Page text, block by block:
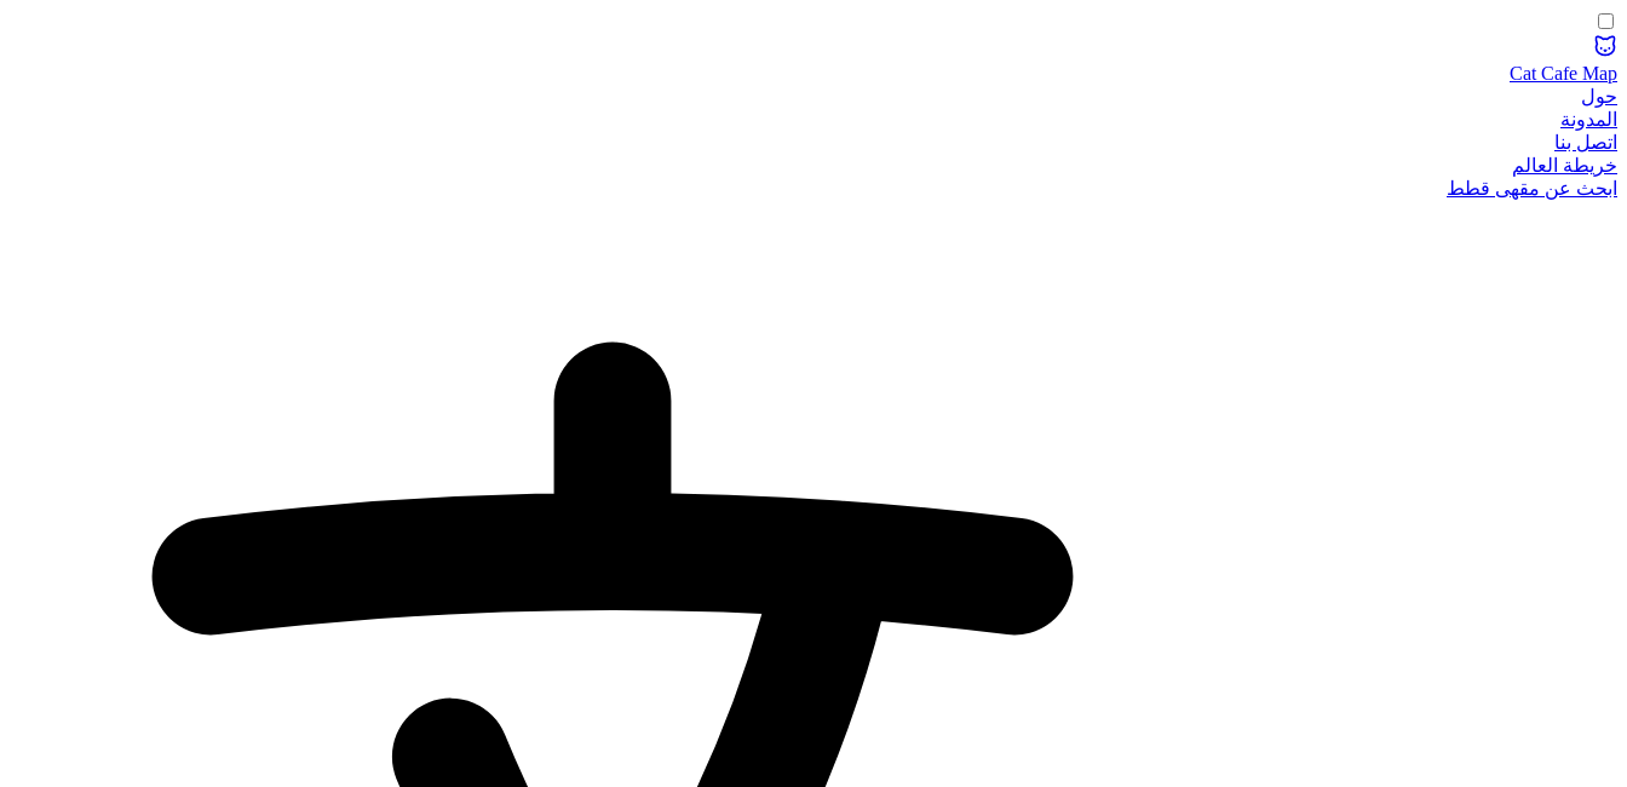
Cat Cafe Map
حول
المدونة
اتصل بنا
خريطة العالم
ابحث عن مقهى قطط